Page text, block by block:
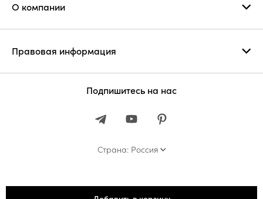
О компании
Правовая информация
Подпишитесь на нас
Страна: Россия